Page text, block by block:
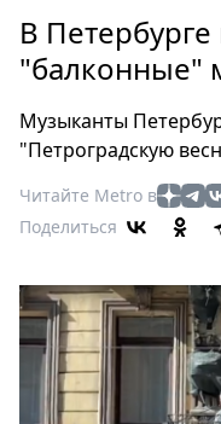
Россия
Мир
Еда
Туризм
Мода
Театр
Афиша
Книги
Выставки
Пресс-
В
"балконные"
Музыканты
"Петроградскую
Читайте Metro в
Поделиться